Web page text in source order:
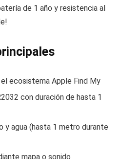
de 1 año y resistencia al
ecosistema Apple Find My
con duración de hasta 1
y agua (hasta 1 metro durante
mapa o sonido